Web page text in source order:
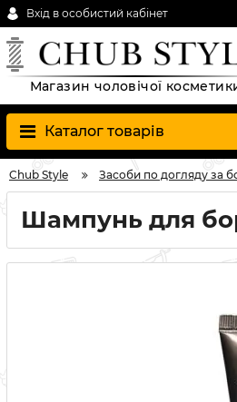
Вхід в особистий кабінет
Магазин чоловічої
Каталог товарів
Chub Style Засоби по догляду за
Шампунь для